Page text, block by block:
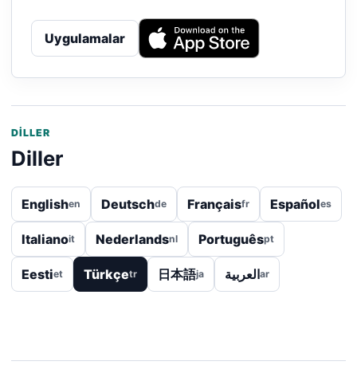
Uygulamalar
DILLER
Diller
Englishen Deutschde Françaisfr Españoles
Italianoit Nederlandsnl Portuguêspt
Eestiet Türkçetr 日本語ja العربيةar